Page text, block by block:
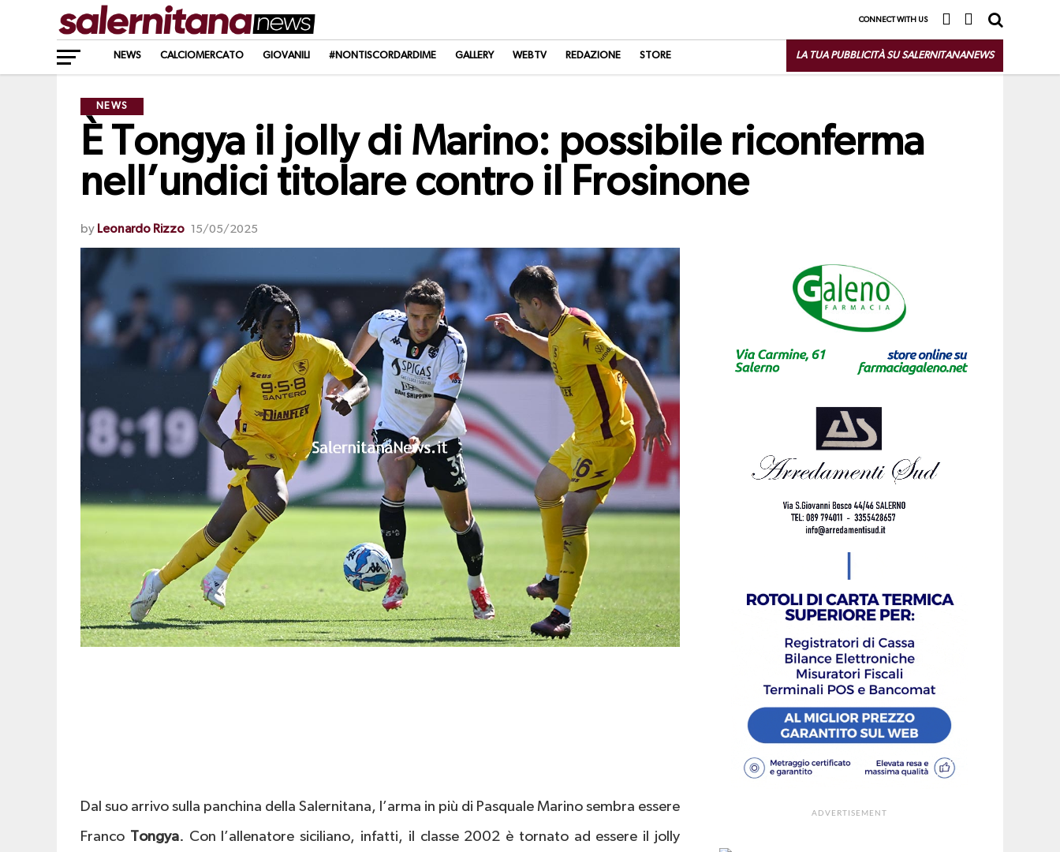
CONNECT WITH US
NEWS CALCIOMERCATO GIOVANILI #NONTISCORDARDIME GALLERY WEBTV REDAZIONE STORE LA TUA PUBBLICITÀ SU SALERNITANANEWS
NEWS
È Tongya il jolly di Marino: possibile riconferma
nell’undici titolare contro il Frosinone
by Leonardo Rizzo 15/05/2025
Dal suo arrivo sulla panchina della Salernitana, l’arma in più di Pasquale Marino sembra essere
Franco Tongya. Con l’allenatore siciliano, infatti, il classe 2002 è tornato ad essere il jolly
ADVERTISEMENT